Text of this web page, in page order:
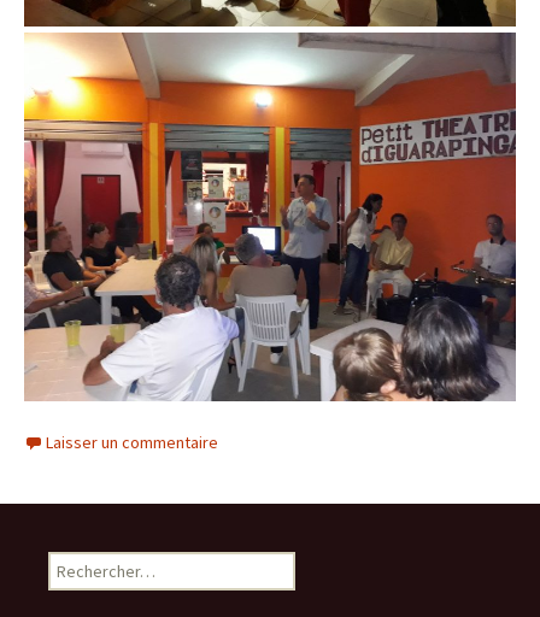
Laisser un commentaire
Rechercher :